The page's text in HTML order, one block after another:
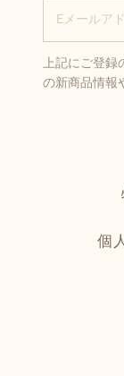
上記にご登録
の新商品情報
個